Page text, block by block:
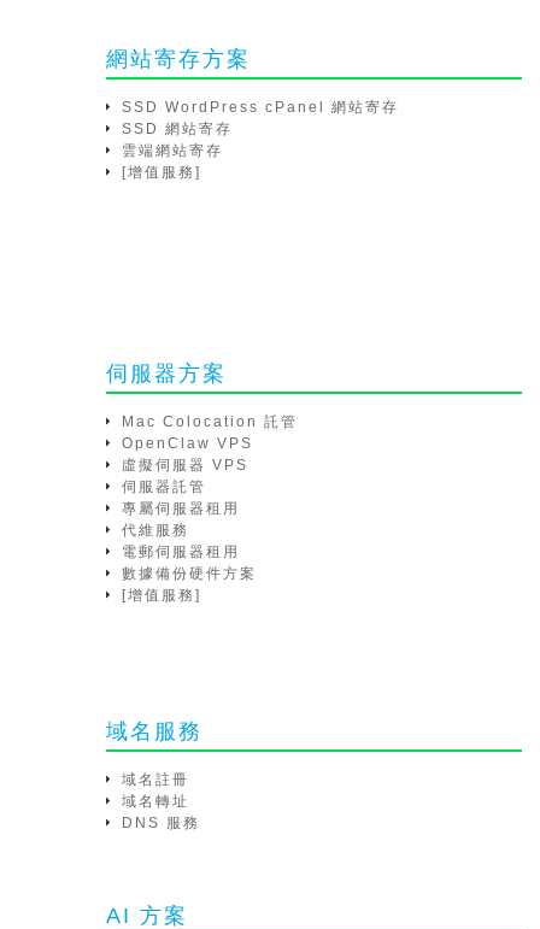
網站寄存方案
SSD WordPress cPanel 網站寄存
SSD 網站寄存
雲端網站寄存
[增值服務]
伺服器方案
Mac Colocation 託管
OpenClaw VPS
虛擬伺服器 VPS
伺服器託管
專屬伺服器租用
代維服務
電郵伺服器租用
數據備份硬件方案
[增值服務]
域名服務
域名註冊
域名轉址
DNS 服務
AI 方案